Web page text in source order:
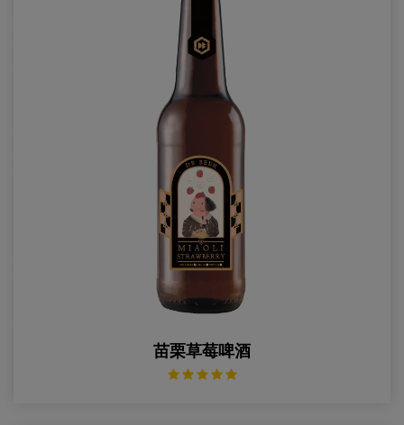
苗栗草莓啤酒